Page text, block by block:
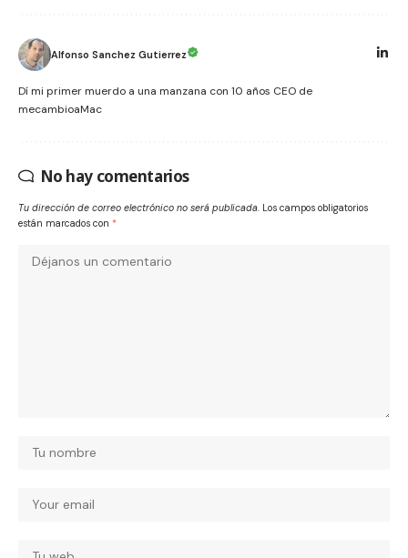
Alfonso Sanchez Gutierrez
Dí mi primer muerdo a una manzana con 10 años CEO de
mecambioaMac
No hay comentarios
Tu dirección de correo electrónico no será publicada. Los campos obligatorios
están marcados con *